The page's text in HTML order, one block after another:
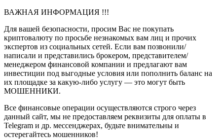
ВАЖНАЯ ИНФОРМАЦИЯ !!!
Для вашей безопасности, просим Вас не покупать
криптовалюту по просьбе незнакомых вам лиц и прочих
экспертов из социальных сетей. Если вам позвонили/
написали и представились брокером, представителем/
менеджером финансовой компании и предлагают вам
инвестиции под выгодные условия или пополнить баланс на
их площадке за какую-либо услугу — это могут быть
МОШЕННИКИ.
Все финансовые операции осуществляются строго через
данный сайт, мы не предоставляем реквизиты для оплаты в
Telegram и др. мессенджерах, будьте внимательны и
остерегайтесь мошенников!